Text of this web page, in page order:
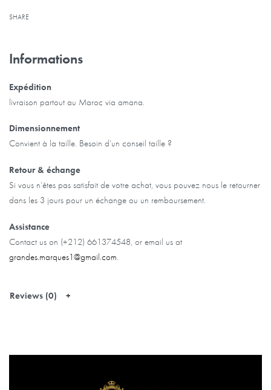
SHARE
Informations
Expédition
livraison partout au Maroc via amana.
Dimensionnement
Convient à la taille. Besoin d’un conseil taille ?
Retour & échange
Si vous n’êtes pas satisfait de votre achat, vous pouvez nous le retourner
dans les 3 jours pour un échange ou un remboursement.
Assistance
Contact us on (+212) 661374548, or email us at
grandes.marques1@gmail.com.
Reviews (0)